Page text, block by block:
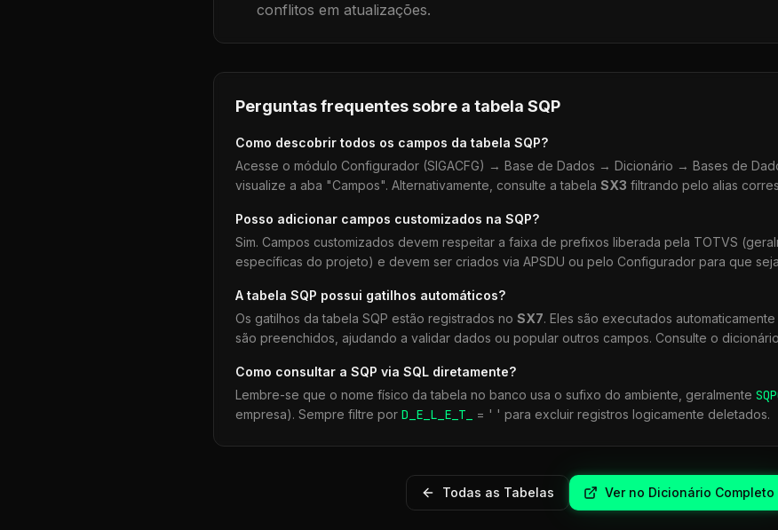
conflitos em atualizações.
Perguntas frequentes sobre a tabela SQP
Como descobrir todos os campos da tabela SQP?
Acesse o módulo Configurador (SIGACFG) → Base de Dados → Dicionário → Bases de
visualize a aba "Campos". Alternativamente, consulte a tabela SX3 filtrando pelo alias
Posso adicionar campos customizados na SQP?
Sim. Campos customizados devem respeitar a faixa de prefixos liberada pela TOTVS
específicas do projeto) e devem ser criados via APSDU ou pelo Configurador para que
A tabela SQP possui gatilhos automáticos?
Os gatilhos da tabela SQP estão registrados no SX7. Eles são executados
são preenchidos, ajudando a validar dados ou popular outros campos. Consulte o
Como consultar a SQP via SQL diretamente?
Lembre-se que o nome físico da tabela no banco usa o sufixo do ambiente, geralmente SQP
empresa). Sempre filtre por D_E_L_E_T_ = ' ' para excluir registros logicamente deletados.
Todas as Tabelas Ver no Dicionário Completo